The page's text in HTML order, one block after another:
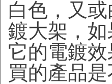
白色，又
鍍大架，
它的電鍍
買的產品是